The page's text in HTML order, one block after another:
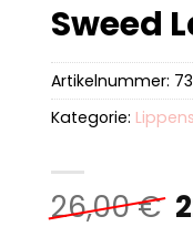
Sweed
26,00€
Artikelnummer:
Kategorie: